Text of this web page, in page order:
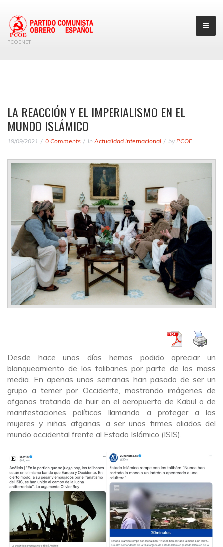
PCOENET
LA REACCIÓN Y EL IMPERIALISMO EN EL
MUNDO ISLÁMICO
19/09/2021 0 Comments in Actualidad internacional by PCOE
Desde hace unos días hemos podido apreciar un
blanqueamiento de los talibanes por parte de los mass
media. En apenas unas semanas han pasado de ser un
grupo a temer por Occidente, mostrando imágenes de
afganos tratando de huir en el aeropuerto de Kabul o de
manifestaciones políticas llamando a proteger a las
mujeres y niñas afganas, a ser unos firmes aliados del
mundo occidental frente al Estado Islámico (ISIS).